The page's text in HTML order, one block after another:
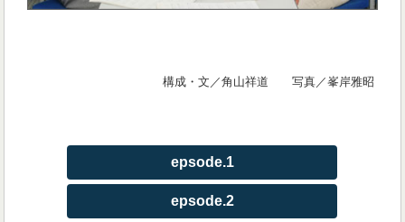
構成・文／角山祥道 写真／峯岸雅昭
epsode.1
epsode.2